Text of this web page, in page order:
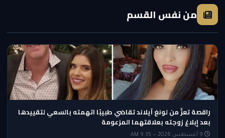
من نفس القسم
راقصة تعرٍّ من لونغ آيلاند تقاضي طبيبًا اتهمته بالسعي لتقييدها
بعد إبلاغ زوجته بعلاقتهما المزعومة